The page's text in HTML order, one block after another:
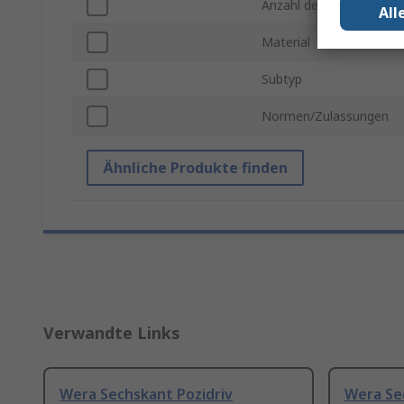
Anzahl der Teile
Material
Subtyp
Normen/Zulassungen
Ähnliche Produkte finden
Verwandte Links
Wera Sechskant Pozidriv
Wera